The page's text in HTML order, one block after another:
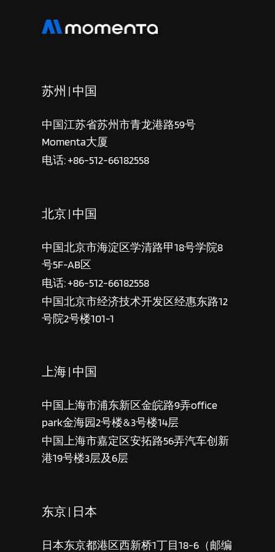
苏州 | 中国
中国江苏省苏州市青龙港路59号
Momenta大厦
电话: +86-512-66182558
北京 | 中国
中国北京市海淀区学清路甲18号学院8
号5F-AB区
电话: +86-512-66182558
中国北京市经济技术开发区经惠东路12
号院2号楼101-1
上海 | 中国
中国上海市浦东新区金皖路9弄office
park金海园2号楼&3号楼14层
中国上海市嘉定区安拓路56弄汽车创新
港19号楼3层及6层
东京 | 日本
日本东京都港区西新桥1丁目18-6（邮编